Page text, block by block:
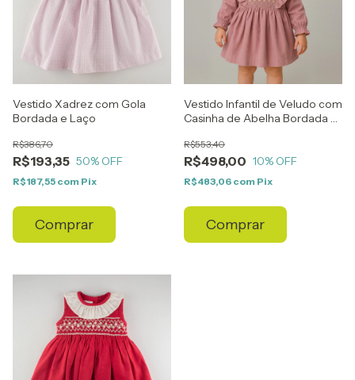
Vestido Xadrez com Gola
Bordada e Laço
R$193,35
R$386,70
50% OFF
R$187,55 com Pix
Comprar
Vestido Infantil de Veludo com
Casinha de Abelha Bordada e
R$498,00
R$553,40
10% OFF
R$483,06 com Pix
Comprar